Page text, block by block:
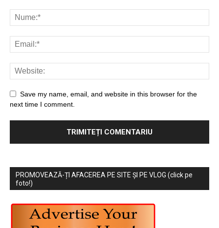
Save my name, email, and website in this browser for the
next time I comment.
PROMOVEAZĂ-ȚI AFACEREA PE SITE ȘI PE VLOG (click pe
foto!)